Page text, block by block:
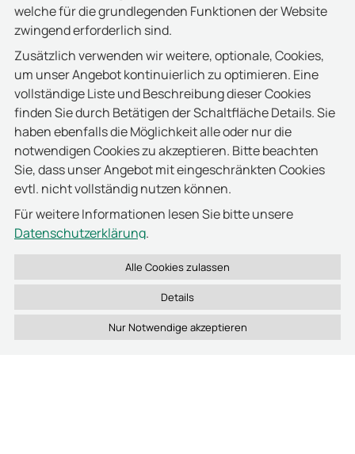
Transponder selbst sind etwa so groß wie eine
Streichholzschachtel. Das System wurde bereits im
Jahr 2020 an zwei Linien eingeführt und läuft
seitdem störungsfrei und zuverlässig im
Dauerbetrieb.
Zuverlässiger Personenschutz mit passiven
Transpondern
Mittlerweile bietet deister electronic auch PSA
Lösungen mit passiven Transpondern an. Hierbei
werden die waschbaren Transponder direkt an der
Arbeitskleidung befestigt – ein entscheidender
vergessen werden können.
Da das RFID-Feld bei direktem Körperkontakt
welche für die grundlegenden Funktionen der Website
zwingend erforderlich sind.
Zusätzlich verwenden wir weitere, optionale, Cookies,
um unser Angebot kontinuierlich zu optimieren. Eine
vollständige Liste und Beschreibung dieser Cookies
finden Sie durch Betätigen der Schaltfläche Details. Sie
haben ebenfalls die Möglichkeit alle oder nur die
notwendigen Cookies zu akzeptieren. Bitte beachten
Sie, dass unser Angebot mit eingeschränkten Cookies
evtl. nicht vollständig nutzen können.
Für weitere Informationen lesen Sie bitte unsere
Datenschutzerklärung.
Details